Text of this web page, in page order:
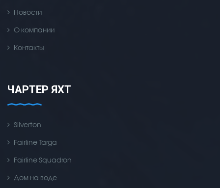
Новости
О компании
Контакты
ЧАРТЕР ЯХТ
Silverton
Fairline Targa
Fairline Squadron
Дом на воде